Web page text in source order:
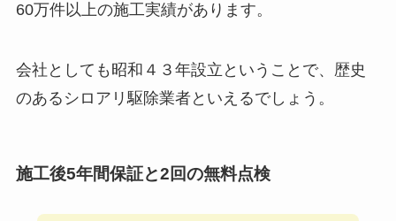
60万件以上の施工実績があります。
会社としても昭和４３年設立ということで、歴史
のあるシロアリ駆除業者といえるでしょう。
施工後5年間保証と2回の無料点検